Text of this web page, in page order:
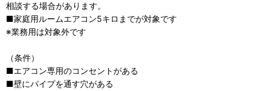
相談する場合があります。
■家庭用ルームエアコン5キロまでが対象です
※業務用は対象外です
（条件）
■エアコン専用のコンセントがある
■壁にパイプを通す穴がある